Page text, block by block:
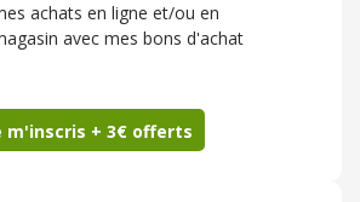
achats en ligne et/ou en
avec mes bons d'achat
m'inscris + 3€ offerts